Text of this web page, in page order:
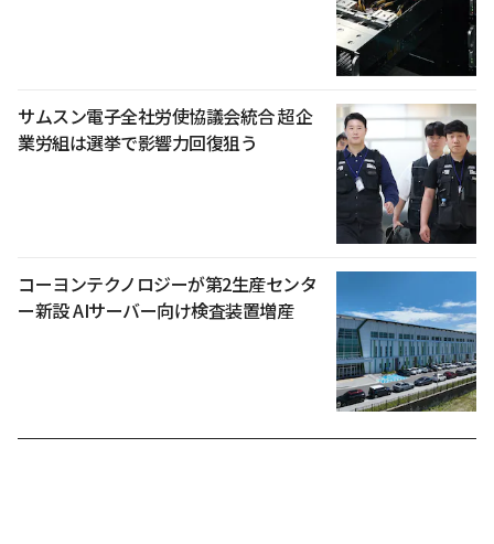
サムスン電子全社労使協議会統合 超企
業労組は選挙で影響力回復狙う
コーヨンテクノロジーが第2生産センタ
ー新設 AIサーバー向け検査装置増産